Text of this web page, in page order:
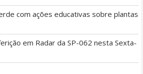
com ações educativas sobre plantas
em Radar da SP-062 nesta Sexta-